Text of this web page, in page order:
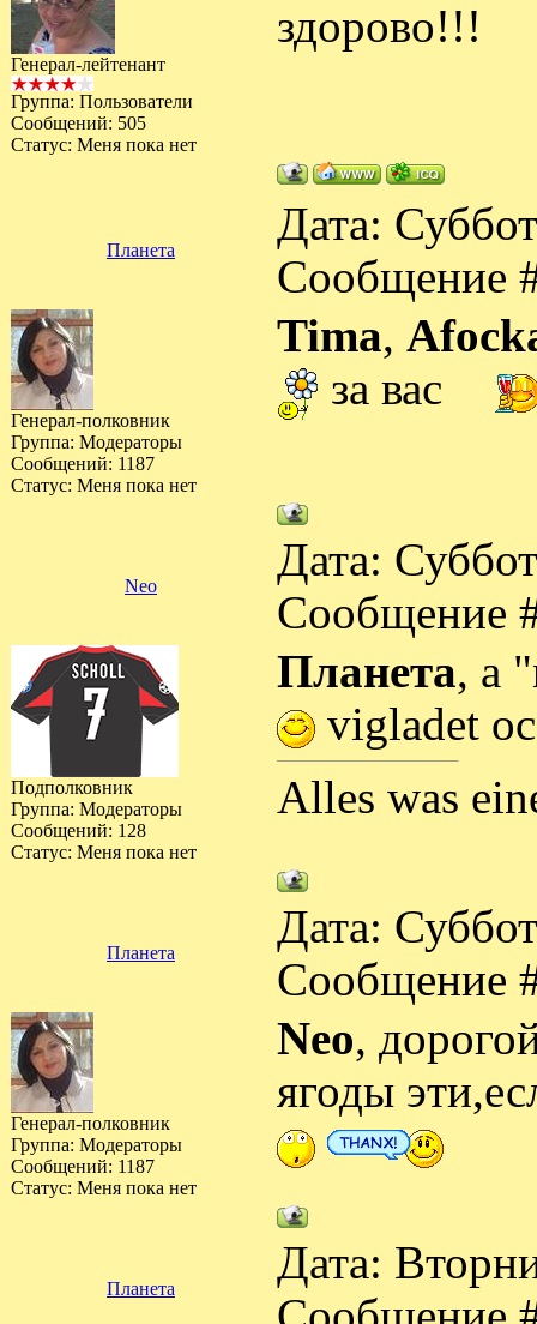
Генерал-лейтенант
Группа: Пользователи
Сообщений: 505
Статус: Меня пока нет
здорово!!!
Планета
Дата:
Сообщение
Генерал-полковник
Группа: Модераторы
Сообщений: 1187
Статус: Меня пока нет
Tima,
за вас
Neo
Дата:
Сообщение
Подполковник
Группа: Модераторы
Сообщений: 128
Статус: Меня пока нет
Планета, a
vigladet
Alles was
Планета
Дата:
Сообщение
Генерал-полковник
Группа: Модераторы
Сообщений: 1187
Статус: Меня пока нет
Neo,
ягоды
Планета
Дата: